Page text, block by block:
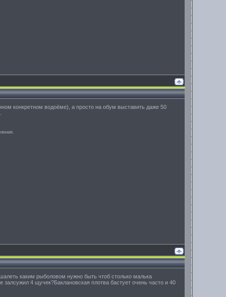
конкретном водоёме), а просто на обум выставить даже 50
каким рыболовом нужно быть чтоб столько малька
4 щучек?Баклановская плотва бастует очень часто и 40